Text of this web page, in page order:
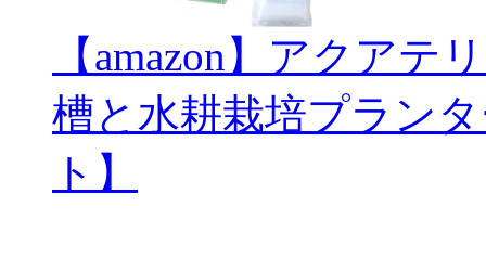
【amazon】アクアテ
槽と水耕栽培プラン
ト】